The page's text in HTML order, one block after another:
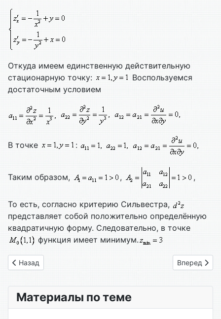
Откуда имеем единственную действительную
стационарную точку:
Воспользуемся
достаточным условием
В точке :
Таким образом, , ,
То есть, согласно критерию Сильвестра,
представляет собой положительно определённую
квадратичную форму. Следовательно, в точке
функция имеет минимум.
Предыдущий: Функции матричного аргумента
Назад Следующий:
Вперед
Материалы по теме